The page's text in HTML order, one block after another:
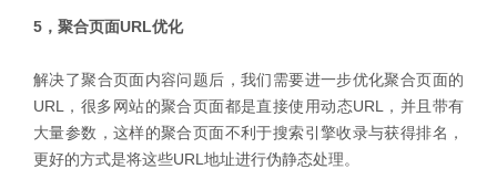
5，聚合页面URL优化
解决了聚合页面内容问题后，我们需要进一步优化聚合页面的
URL，很多网站的聚合页面都是直接使用动态URL，并且带有
大量参数，这样的聚合页面不利于搜索引擎收录与获得排名，
更好的方式是将这些URL地址进行伪静态处理。